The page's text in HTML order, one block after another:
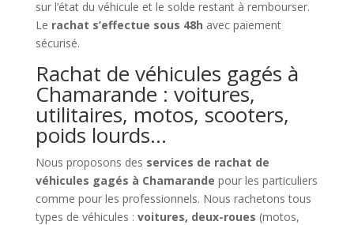
sur l’état du véhicule et le solde restant à rembourser.
Le rachat s’effectue sous 48h avec paiement
sécurisé.
Rachat de véhicules gagés à
Chamarande : voitures,
utilitaires, motos, scooters,
poids lourds…
Nous proposons des services de rachat de
véhicules gagés à Chamarande pour les particuliers
comme pour les professionnels. Nous rachetons tous
types de véhicules : voitures, deux-roues (motos,